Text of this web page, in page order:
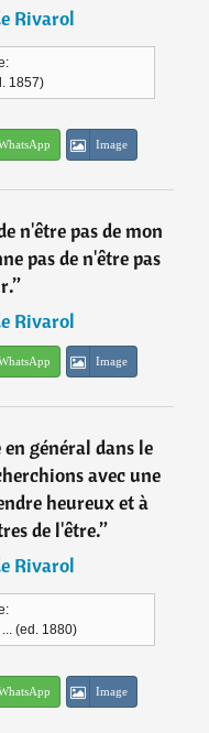
Rivarol
1857)
Image
n'être pas de mon
pas de n'être pas
”
Rivarol
Image
général dans le
avec une
heureux et à
de l'être.”
Rivarol
(ed. 1880)
Image